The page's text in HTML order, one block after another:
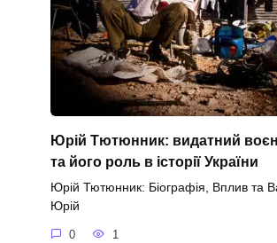
Юрій Тютюнник: видатний
та його роль в історії України
Юрій Тютюнник: Біографія, Вплив та
Юрій
0 1